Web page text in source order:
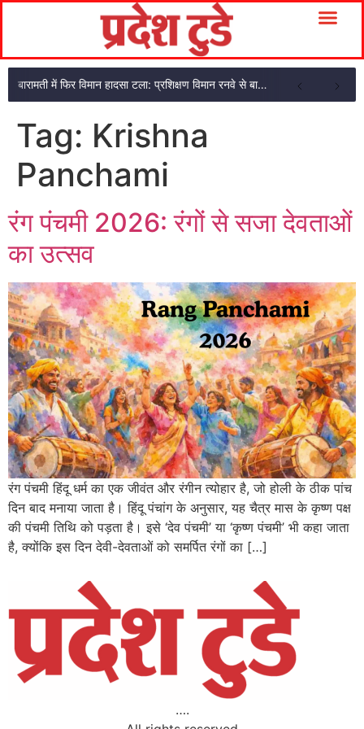
बारामती में फिर विमान हादसा टला: प्रशिक्षण विमान रनवे से बाहर निकला, दोनों सवार सुरक्षित
Tag: Krishna
Panchami
रंग पंचमी 2026: रंगों से सजा देवताओं
का उत्सव
रंग पंचमी हिंदू धर्म का एक जीवंत और रंगीन त्योहार है, जो होली के ठीक पांच
दिन बाद मनाया जाता है। हिंदू पंचांग के अनुसार, यह चैत्र मास के कृष्ण पक्ष
की पंचमी तिथि को पड़ता है। इसे ‘देव पंचमी’ या ‘कृष्ण पंचमी’ भी कहा जाता
है, क्योंकि इस दिन देवी-देवताओं को समर्पित रंगों का […]
….